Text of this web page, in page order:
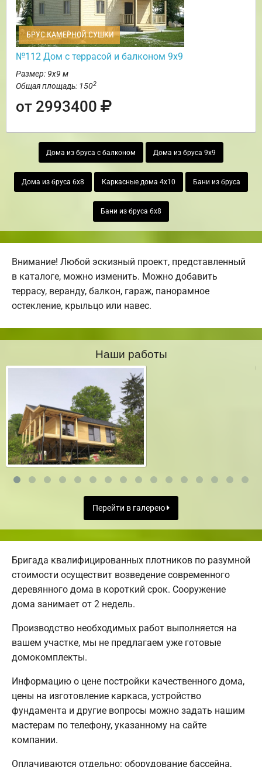
БРУС КАМЕРНОЙ СУШКИ
№112 Дом с террасой и балконом 9х9
Размер: 9х9 м
Общая площадь: 1502
от 2993400
Дома из бруса с балконом Дома из бруса 9х9
Дома из бруса 6х8 Каркасные дома 4х10 Бани из бруса
Бани из бруса 6х8
Внимание! Любой эскизный проект, представленный
в каталоге, можно изменить. Можно добавить
террасу, веранду, балкон, гараж, панорамное
остекление, крыльцо или навес.
Наши работы
Перейти в галерею
Бригада квалифицированных плотников по разумной
стоимости осуществит возведение современного
деревянного дома в короткий срок. Сооружение
дома занимает от 2 недель.
Производство необходимых работ выполняется на
вашем участке, мы не предлагаем уже готовые
домокомплекты.
Информацию о цене постройки качественного дома,
цены на изготовление каркаса, устройство
фундамента и другие вопросы можно задать нашим
мастерам по телефону, указанному на сайте
компании.
Оплачиваются отдельно: оборудование бассейна,